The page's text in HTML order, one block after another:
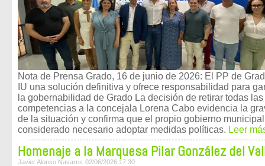
Nota de Prensa Grado, 16 de junio de 2026: El PP de
IU una solución definitiva y ofrece responsabilidad para
la gobernabilidad de Grado La decisión de retirar todas las
competencias a la concejala Lorena Cabo evidencia la
de la situación y confirma que el propio gobierno
considerado necesario adoptar medidas políticas. Leer
Homenaje a la Marquesa Pilar González del
Javier Alonso Navarro. 02/06/2026 17:30